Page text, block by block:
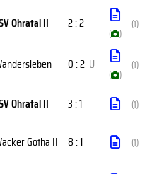
Ohratal II 2 : 2
( )
(1)
0 : 2 U
( )
(1)
Ohratal II 3 : 1 (1)
Gotha II 8 : 1 (1)